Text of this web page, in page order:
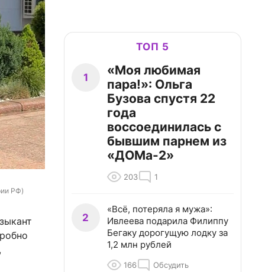
РФ)
ТОП 5
1
«Моя любимая
пара!»: Ольга
Бузова спустя 22
года
воссоединилась с
бывшим парнем из
«ДОМа-2»
203 1
2
«Всё, потеряла я мужа»:
Ивлеева подарила Филиппу
Бегаку дорогущую лодку за
1,2 млн рублей
166 Обсудить